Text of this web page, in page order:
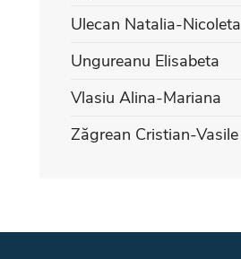
Ulecan Natalia-Nicoleta
Ungureanu Elisabeta
Vlasiu Alina-Mariana
Zăgrean Cristian-Vasile